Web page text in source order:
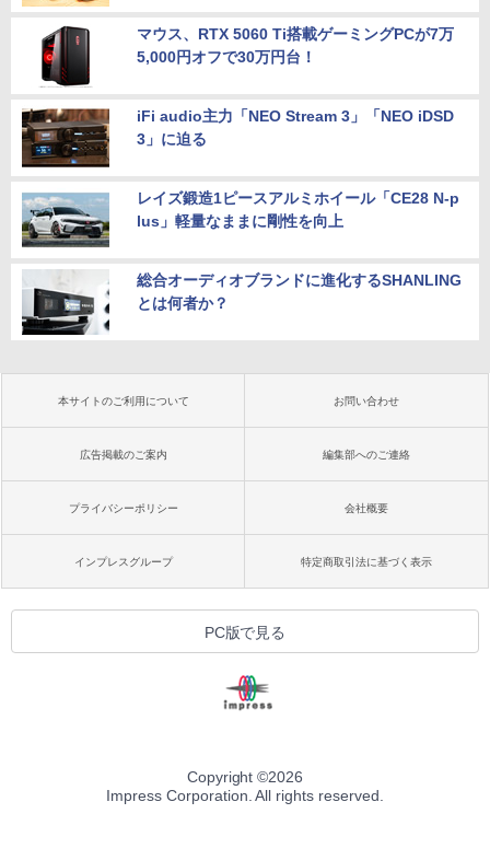
マウス、RTX 5060 Ti搭載ゲーミングPCが7万
5,000円オフで30万円台！
iFi audio主力「NEO Stream 3」「NEO iDSD
3」に迫る
レイズ鍛造1ピースアルミホイール「CE28 N-p
lus」軽量なままに剛性を向上
総合オーディオブランドに進化するSHANLING
とは何者か？
本サイトのご利用について お問い合わせ
広告掲載のご案内 編集部へのご連絡
プライバシーポリシー 会社概要
インプレスグループ 特定商取引法に基づく表示
PC版で見る
Copyright ©2026
Impress Corporation. All rights reserved.